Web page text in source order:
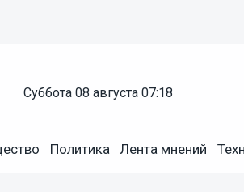
суббота 08 августа 07:18
Политика Лента мнений
снегопад накроет